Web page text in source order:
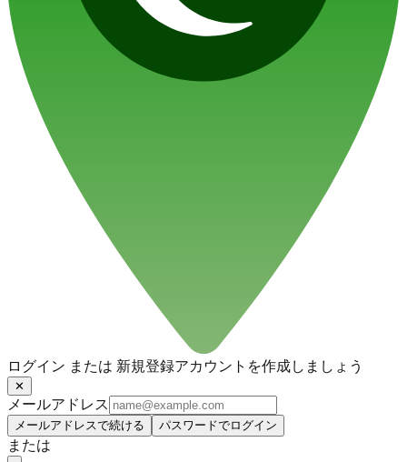
ログイン または 新規登録アカウントを作成しましょう
✕
メールアドレス
メールアドレスで続ける パスワードでログイン
または